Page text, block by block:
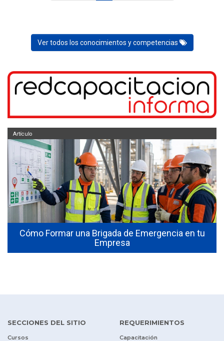
Ver todos los conocimientos y competencias
Cómo Formar una Brigada de Emergencia en tu
Empresa
Artículo
SECCIONES DEL SITIO
Cursos
REQUERIMIENTOS
Capacitación